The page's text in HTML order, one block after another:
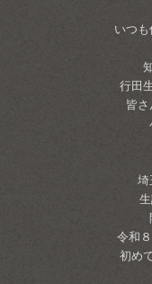
いつも
行田
皆さ
埼
令和
初め